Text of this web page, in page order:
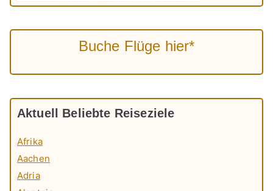
Buche Flüge hier*
Aktuell Beliebte Reiseziele
Afrika
Aachen
Adria